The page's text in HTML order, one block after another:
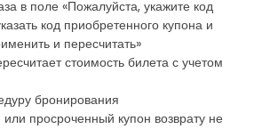
в поле «Пожалуйста, укажите код
код приобретенного купона и
и пересчитать»
стоимость билета с учетом
бронирования
просроченный купон возврату не